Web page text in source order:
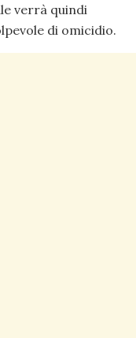
verrà quindi
di omicidio.